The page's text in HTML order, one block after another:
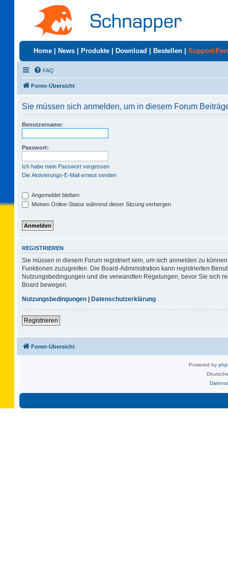
Home News Produkte Download Bestellen Support-
FAQ
Foren-Übersicht
Sie müssen sich anmelden, um in diesem Forum
Benutzername:
Passwort:
Ich habe mein Passwort vergessen
Die Aktivierungs-E-Mail erneut senden
Angemeldet bleiben
Meinen Online-Status während dieser Sitzung verbergen
REGISTRIEREN
Sie müssen in diesem Forum registriert sein, um sich anmelden zu
Funktionen zuzugreifen. Die Board-Administration kann registrierten
Nutzungsbedingungen und die verwandten Regelungen, bevor Sie sich
Board bewegen.
Nutzungsbedingungen | Datenschutzerklärung
Registrieren
Foren-Übersicht
Powered by